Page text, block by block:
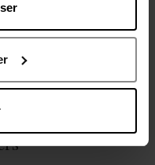
recharge Eau de
Parfum Intense